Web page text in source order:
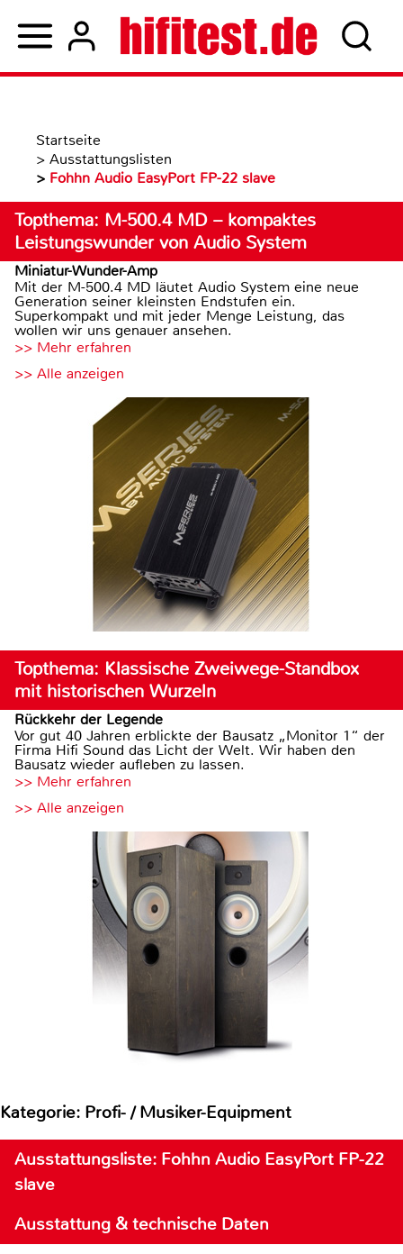
Startseite
> Ausstattungslisten
> Fohhn Audio EasyPort FP-22 slave
Topthema: M-500.4 MD – kompaktes
Leistungswunder von Audio System
Miniatur-Wunder-Amp
Mit der M-500.4 MD läutet Audio System eine neue
Generation seiner kleinsten Endstufen ein.
Superkompakt und mit jeder Menge Leistung, das
wollen wir uns genauer ansehen.
>> Mehr erfahren
>> Alle anzeigen
Topthema: Klassische Zweiwege-Standbox
mit historischen Wurzeln
Rückkehr der Legende
Vor gut 40 Jahren erblickte der Bausatz „Monitor 1“ der
Firma Hifi Sound das Licht der Welt. Wir haben den
Bausatz wieder aufleben zu lassen.
>> Mehr erfahren
>> Alle anzeigen
Kategorie: Profi- / Musiker-Equipment
Ausstattungsliste: Fohhn Audio EasyPort FP-22
slave
Ausstattung & technische Daten